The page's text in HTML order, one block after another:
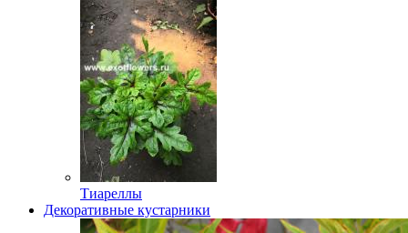
Тиареллы
Декоративные кустарники